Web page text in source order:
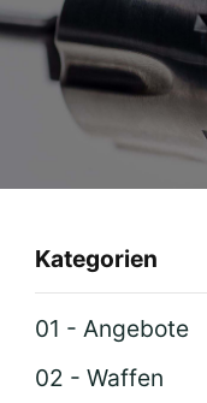
Kategorien
01 - Angebote
02 - Waffen